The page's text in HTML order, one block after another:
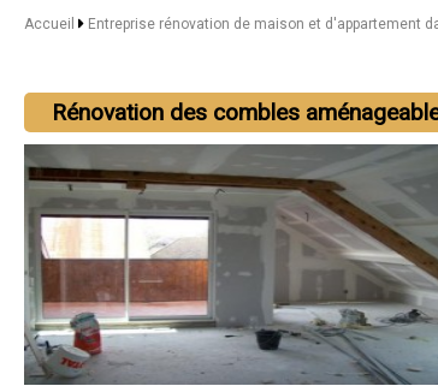
Accueil Entreprise rénovation de maison et d'appartement
Rénovation des combles